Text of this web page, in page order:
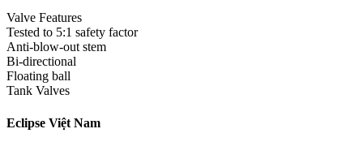
Valve Features
Tested to 5:1 safety factor
Anti-blow-out stem
Bi-directional
Floating ball
Tank Valves
Eclipse Việt Nam